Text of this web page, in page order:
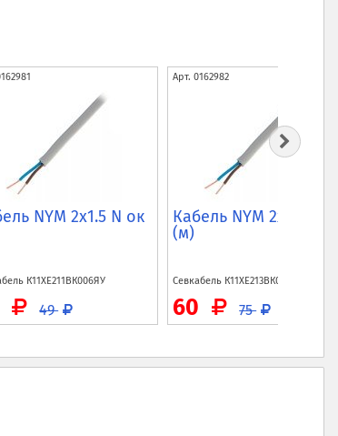
NYM 2x1.5 N ок
К11ХЕ211ВК006ЯУ
49
Арт. 0162982
Кабель NYM 2x2.5 N
(м)
Севкабель К11ХЕ213ВК006ЯУ
60 75